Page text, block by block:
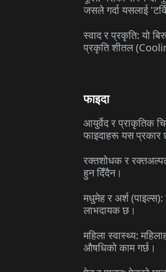
जसले गर्दा यसलाई
स्वाद र प्रकृति: यो
प्रकृति शीतल
फाइदा
आयुर्वेद र प्राकृतिक
फाइदाहरू यस प्रकार
रक्तशोधक र
हुन दिँदैन।
मधुमेह र अर्श (पाइल्स):
लाभदायक छ।
महिला स्वास्थ्य:
औषधिको काम गर्छ।